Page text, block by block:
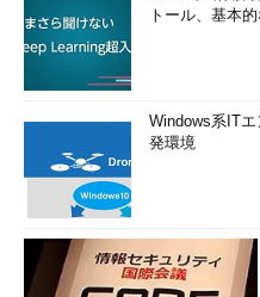
トール、基本
Windows系IT
発環境